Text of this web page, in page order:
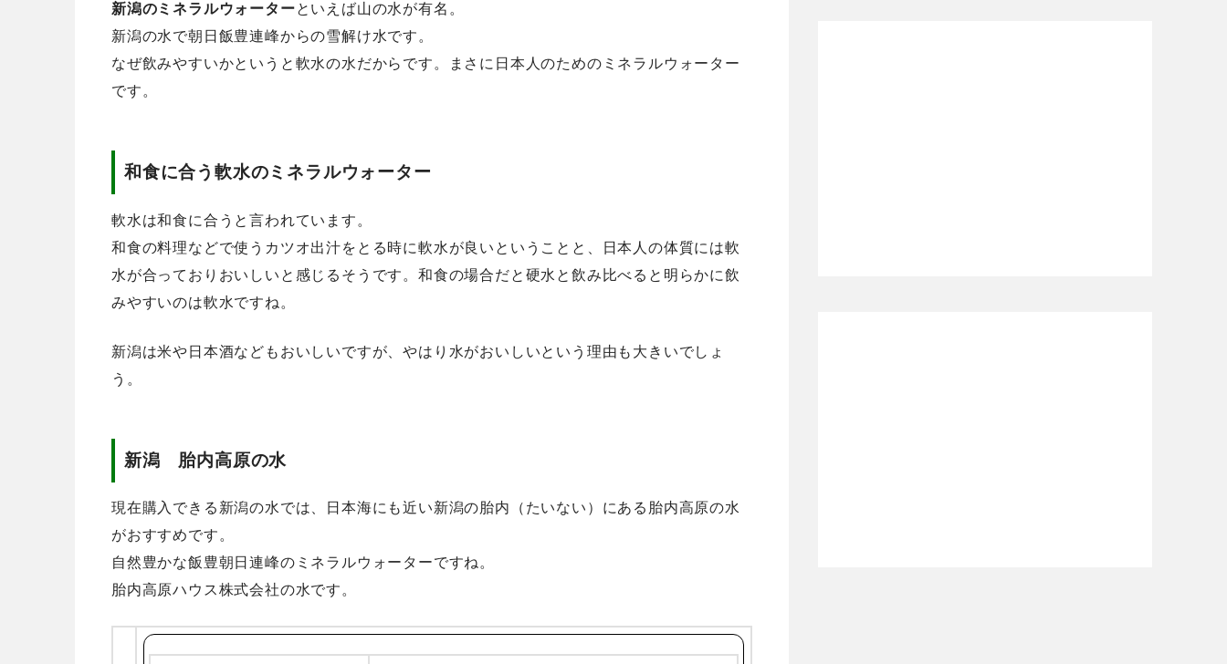
新潟のミネラルウォーターといえば山の水が有名。
新潟の水で朝日飯豊連峰からの雪解け水です。
なぜ飲みやすいかというと軟水の水だからです。まさに日本人のためのミネラルウォーター
です。
和食に合う軟水のミネラルウォーター
軟水は和食に合うと言われています。
和食の料理などで使うカツオ出汁をとる時に軟水が良いということと、日本人の体質には軟
水が合っておりおいしいと感じるそうです。和食の場合だと硬水と飲み比べると明らかに飲
みやすいのは軟水ですね。
新潟は米や日本酒などもおいしいですが、やはり水がおいしいという理由も大きいでしょ
う。
新潟 胎内高原の水
現在購入できる新潟の水では、日本海にも近い新潟の胎内（たいない）にある胎内高原の水
がおすすめです。
自然豊かな飯豊朝日連峰のミネラルウォーターですね。
胎内高原ハウス株式会社の水です。